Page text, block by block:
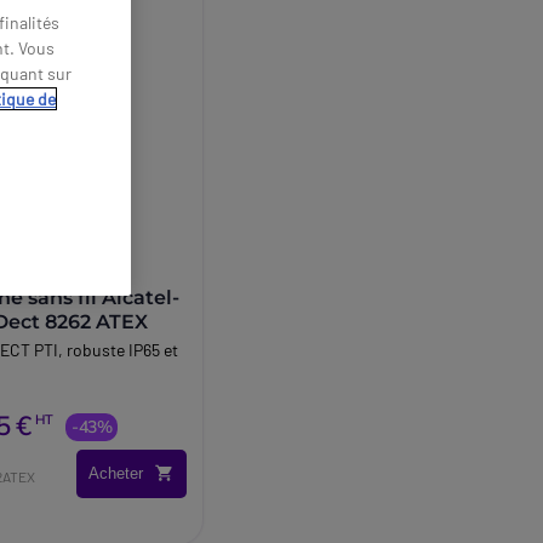
sans fil Alcatel-
8262 ATEX
PTI, robuste IP65 et
€ HT -43%
Acheter
Vous
sur
de